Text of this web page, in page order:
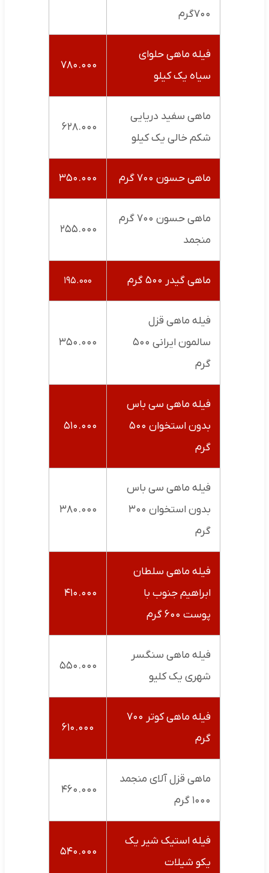
۷۰۰گرم
فیله ماهی حلوای
سیاه یک کیلو
۷۸۰.۰۰۰
ماهی سفید دریایی
شکم خالی یک کیلو
۶۲۸.۰۰۰
ماهی حسون ۷۰۰ گرم ۳۵۰.۰۰۰
ماهی حسون ۷۰۰ گرم
منجمد
۲۵۵.۰۰۰
ماهی گیدر ۵۰۰ گرم ۱۹۵.۰۰۰
فیله ماهی قزل
سالمون ایرانی ۵۰۰
گرم
۳۵۰.۰۰۰
فیله ماهی سی باس
بدون استخوان ۵۰۰
گرم
۵۱۰.۰۰۰
فیله ماهی سی باس
بدون استخوان ۳۰۰
گرم
۳۸۰.۰۰۰
فیله ماهی سلطان
ابراهیم جنوب با
پوست ۶۰۰ گرم
۴۱۰.۰۰۰
فیله ماهی سنگسر
شهری یک کلیو
۵۵۰.۰۰۰
فیله ماهی کوتر ۷۰۰
گرم
۶۱۰.۰۰۰
ماهی قزل آلای منجمد
۱۰۰۰ گرم
۴۶۰.۰۰۰
فیله استیک شیر یک
یکو شیلات
۵۴۰.۰۰۰